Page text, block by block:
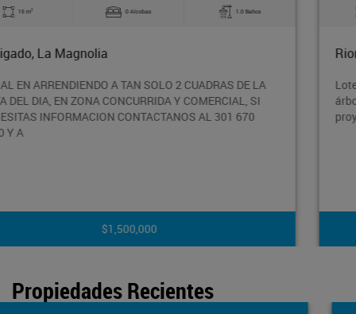
9258 m2 0 Alcobas
Rionegro, Rionegro
Lote de suave inclinación, con bosque de eucaliptos y
árboles nativosUsos para Vivienda campestre
proyectos agropecuarios.
Propiedades Recientes